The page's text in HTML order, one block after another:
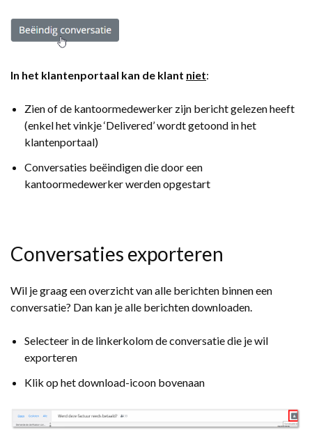
In het klantenportaal kan de klant niet:
Zien of de kantoormedewerker zijn bericht gelezen heeft
(enkel het vinkje ‘Delivered’ wordt getoond in het
klantenportaal)
Conversaties beëindigen die door een
kantoormedewerker werden opgestart
Conversaties exporteren
Wil je graag een overzicht van alle berichten binnen een
conversatie? Dan kan je alle berichten downloaden.
Selecteer in de linkerkolom de conversatie die je wil
exporteren
Klik op het download-icoon bovenaan